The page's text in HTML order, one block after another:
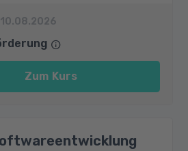
10.08.2026
Zum Kurs